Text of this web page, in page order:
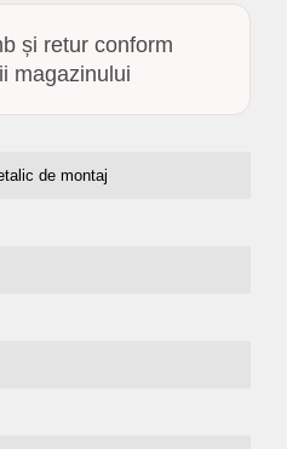
și retur conform
magazinului
de montaj